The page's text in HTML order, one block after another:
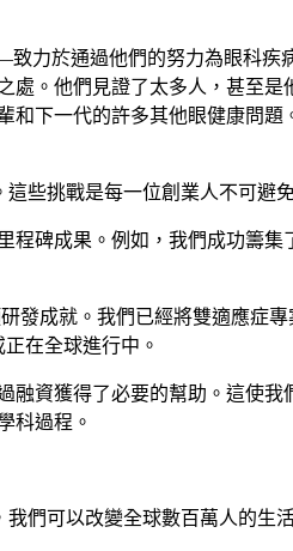
力於通過他們的努力為眼科疾
。他們見證了太多人，甚至
下一代的許多其他眼健康問
些挑戰是每一位創業人不可避
碑成果。例如，我們成功籌
發成就。我們已經將雙適應症
在全球進行中。
資獲得了必要的幫助。這使
科過程。
們可以改變全球數百萬人的生